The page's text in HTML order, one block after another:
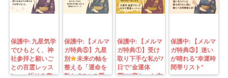
保護中: 九星気学
でひもとく、神
社参拝と願いご
との言霊レッス
ン—— 祈りを整
保護中: 【メルマ
ガ特典⑤】九星
別
未来の軸を
整える「運命を
動かす7つの質
保護中: 【メルマ
ガ特典①】受け
取り下手な私が7
日で“金運体
質”に変わった方
保護中: 【メルマ
ガ特典③】迷い
が晴れる“幸運時
間帯リスト”